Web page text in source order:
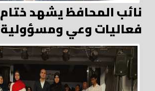
نائب المحافظ يشهد ختام
فعاليات وعي ومسؤولية